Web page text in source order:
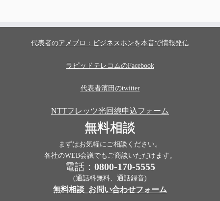
代表者のアメブロ：ビジネスホンを本音で情報発信
ラピッドテレコムのFacebook
代表者濱田のtwitter
NTTフレッツ光回線申込フォーム
無料相談
まずはお気軽にご相談ください。
各社のWEB会議でもご商談いただけます。
電話： 0800-170-5555
(通話料無料、通話録音)
無料相談_お問い合わせフォーム